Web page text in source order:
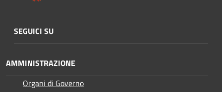
SEGUICI SU
AMMINISTRAZIONE
Organi di Governo